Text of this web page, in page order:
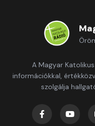
A Magyar
információkkal,
szolgálja